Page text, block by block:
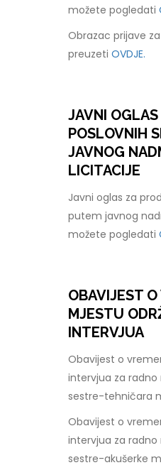
možete pogledati
Obrazac prijave
preuzetiOVDJE.
JAVNI
POSLOVNIH
JAVNOG
LICITACIJE
Javni oglas za
putem javnog
možete pogledati
OBAVIJEST
MJESTU
INTERVJUA
Obavijest o
intervjua za
sestre-tehničara
Obavijest o
intervjua za
sestre-akušerke